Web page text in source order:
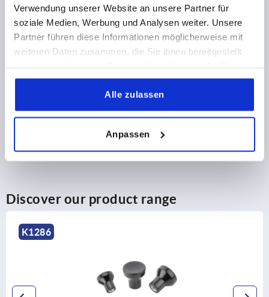
Verwendung unserer Website an unsere Partner für
soziale Medien, Werbung und Analysen weiter. Unsere
Partner führen diese Informationen möglicherweise mit
weiteren Daten zusammen, die Sie ihnen bereitgestellt
gesammelt haben.
Alle zulassen
Anpassen
CAD
DOWNLOADS
Discover our product range